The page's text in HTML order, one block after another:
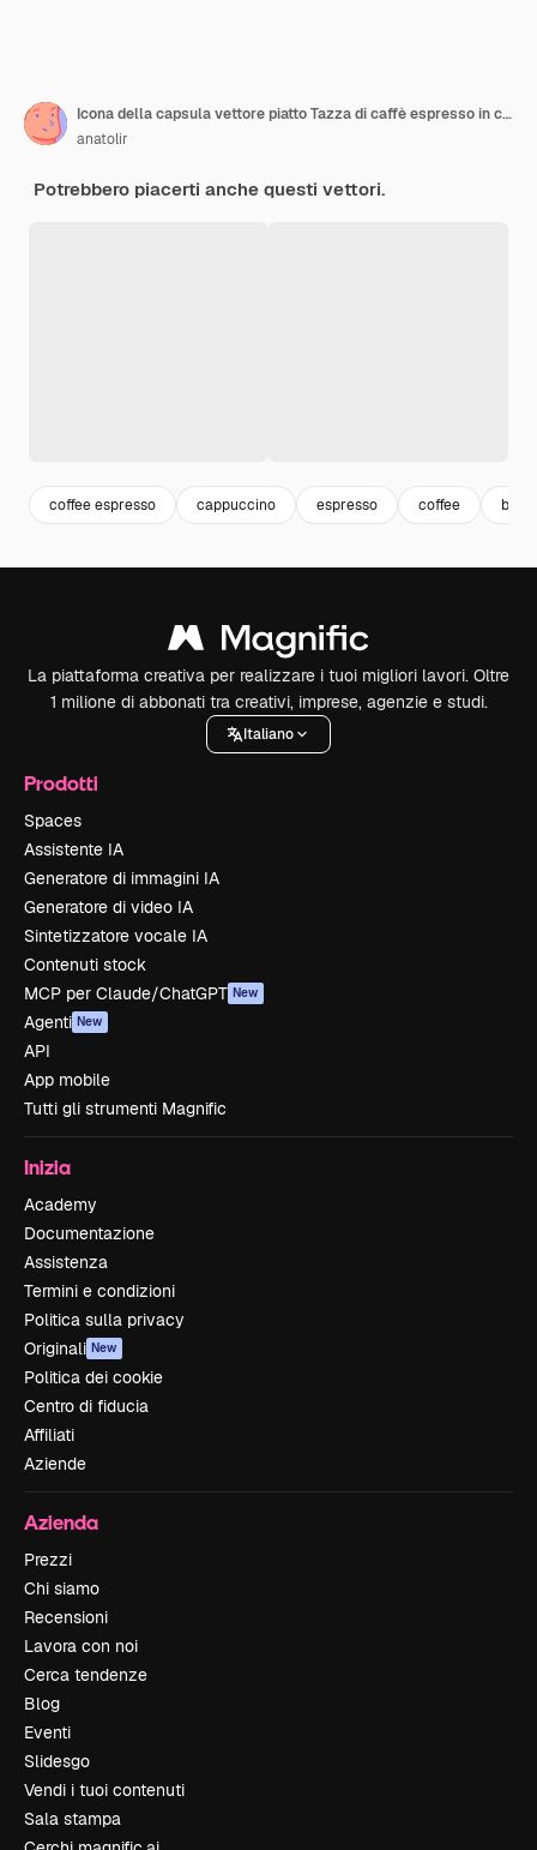
Icona della capsula vettore piatto Tazza di caffè espresso in cialde
anatolir
Potrebbero piacerti anche questi vettori.
coffee espresso cappuccino espresso coffee bar
La piattaforma creativa per realizzare i tuoi migliori lavori. Oltre
1 milione di abbonati tra creativi, imprese, agenzie e studi.
Italiano
Prodotti
Spaces
Assistente IA
Generatore di immagini IA
Generatore di video IA
Sintetizzatore vocale IA
Contenuti stock
MCP per Claude/ChatGPT New
Agenti New
API
App mobile
Tutti gli strumenti Magnific
Inizia
Academy
Documentazione
Assistenza
Termini e condizioni
Politica sulla privacy
Originali New
Politica dei cookie
Centro di fiducia
Affiliati
Aziende
Azienda
Prezzi
Chi siamo
Recensioni
Lavora con noi
Cerca tendenze
Blog
Eventi
Slidesgo
Vendi i tuoi contenuti
Sala stampa